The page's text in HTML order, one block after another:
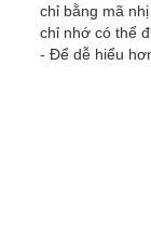
chỉ bằng mã
chỉ nhớ có thể
- Để dễ hiểu